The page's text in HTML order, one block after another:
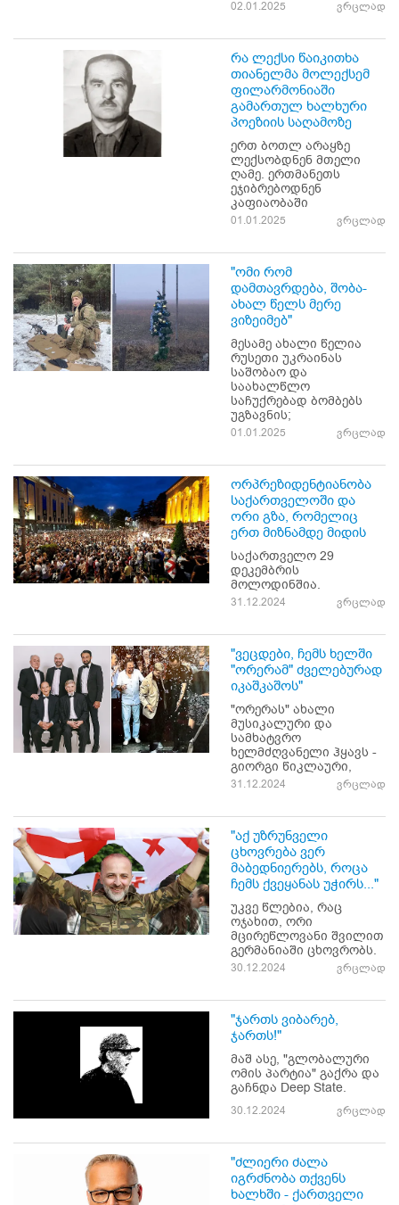
02.01.2025 ვრცლად
რა ლექსი წაიკითხა
თიანელმა მოლექსემ
ფილარმონიაში
გამართულ ხალხური
პოეზიის საღამოზე
ერთ ბოთლ არაყზე
ლექსობდნენ მთელი
ღამე. ერთმანეთს
ეჯიბრებოდნენ
კაფიაობაში
01.01.2025 ვრცლად
"ომი რომ
დამთავრდება, შობა-
ახალ წელს მერე
ვიზეიმებ"
მესამე ახალი წელია
რუსეთი უკრაინას
საშობაო და
საახალწლო
საჩუქრებად ბომბებს
უგზავნის;
01.01.2025 ვრცლად
ორპრეზიდენტიანობა
საქართველოში და
ორი გზა, რომელიც
ერთ მიზნამდე მიდის
საქართველო 29
დეკემბრის
მოლოდინშია.
31.12.2024 ვრცლად
"ვეცდები, ჩემს ხელში
"ორერამ" ძველებურად
იკაშკაშოს"
"ორერას" ახალი
მუსიკალური და
სამხატვრო
ხელმძღვანელი ჰყავს -
გიორგი წიკლაური,
31.12.2024 ვრცლად
"აქ უზრუნველი
ცხოვრება ვერ
მაბედნიერებს, როცა
ჩემს ქვეყანას უჭირს..."
უკვე წლებია, რაც
ოჯახით, ორი
მცირეწლოვანი შვილით
გერმანიაში ცხოვრობს.
30.12.2024 ვრცლად
"ჯართს ვიბარებ,
ჯართს!"
მაშ ასე, "გლობალური
ომის პარტია" გაქრა და
გაჩნდა Deep State.
30.12.2024 ვრცლად
"ძლიერი ძალა
იგრძნობა თქვენს
ხალხში - ქართველი